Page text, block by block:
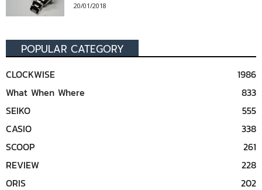
20/01/2018
POPULAR CATEGORY
CLOCKWISE
1986
What When Where
833
SEIKO
555
CASIO
338
SCOOP
261
REVIEW
228
ORIS
202